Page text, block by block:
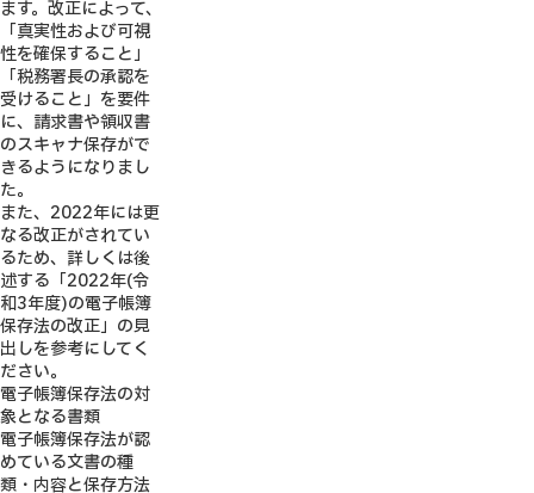
ます。改正によって、
「真実性および可視
性を確保すること」
「税務署長の承認を
受けること」を要件
に、請求書や領収書
のスキャナ保存がで
きるようになりまし
た。
また、2022年には更
なる改正がされてい
るため、詳しくは後
述する「2022年(令
和3年度)の電子帳簿
保存法の改正」の見
出しを参考にしてく
ださい。
電子帳簿保存法の対
象となる書類
電子帳簿保存法が認
めている文書の種
類・内容と保存方法